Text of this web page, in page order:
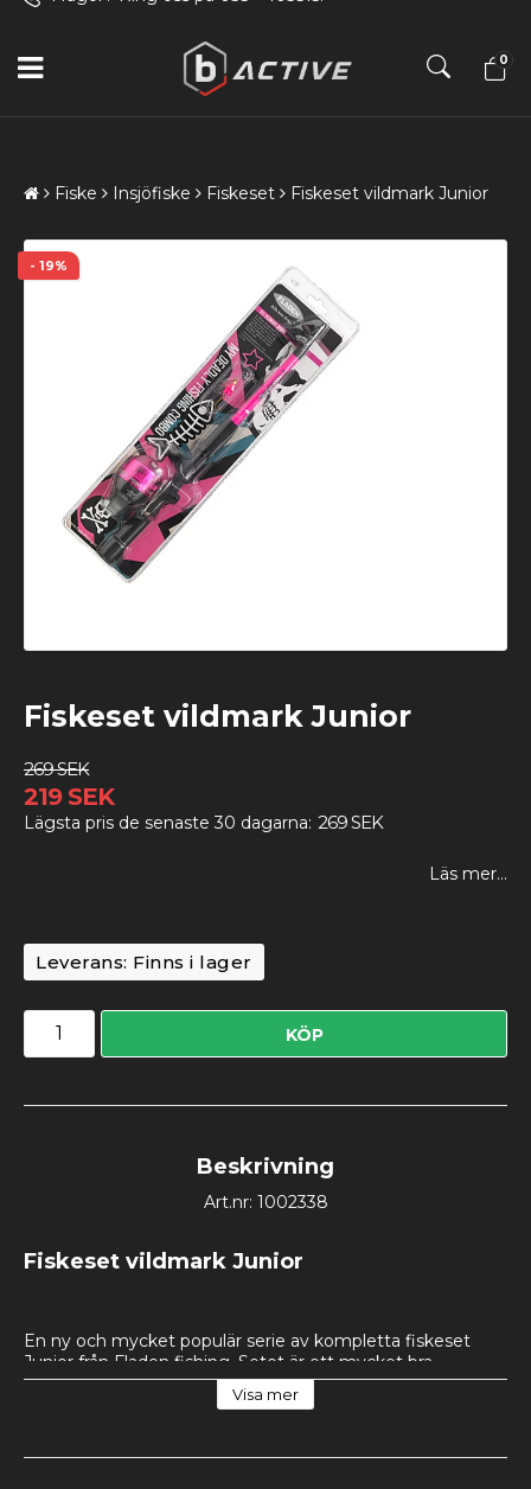
0
Fiske Insjöfiske Fiskeset Fiskeset vildmark Junior
- 19%
Fiskeset vildmark Junior
269 SEK
219 SEK
Lägsta pris de senaste 30 dagarna 269 SEK
Läs mer...
Leverans: Finns i lager
KÖP
Beskrivning
Art.nr: 1002338
Fiskeset vildmark Junior
En ny och mycket populär serie av kompletta fiskeset
Junior från Fladen fishing. Setet är ett mycket bra
nybörjarset som är inriktat på insjöfiske. Teleskopspöt gör
den enkel och smdig att ta med sig på fisketuren. Den
Visa mer